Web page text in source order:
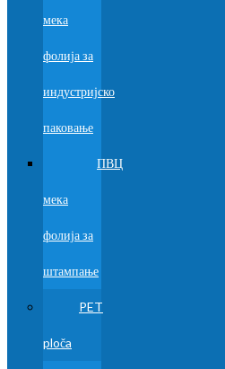
мека
фолија за
индустријско
паковање
ПВЦ
мека
фолија за
штампање
PET
ploča